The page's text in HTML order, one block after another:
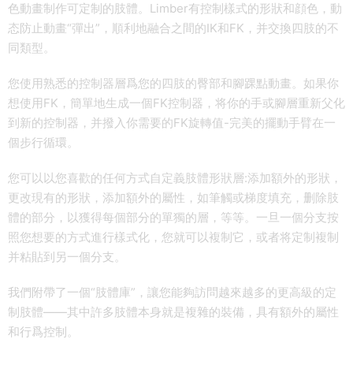
色動畫制作可定制的肢體。Limber有控制樣式的形狀和顔色，動
态防止動畫“彈出”，順利地融合之間的IK和FK，并交換四肢的不
同類型。
您使用熟悉的控制器層爲您的四肢的臀部和腳踝點動畫。如果你
想使用FK，簡單地生成一個FK控制器，将你的手或腳層重新父化
到新的控制器，并撥入你需要的FK旋轉值-完美的擺動手臂在一
個步行循環。
您可以以您喜歡的任何方式自定義肢體形狀層:添加額外的形狀，
更改現有的形狀，添加額外的屬性，如筆觸或梯度填充，删除肢
體的部分，以獲得每個部分的單獨的層，等等。一旦一個分支按
照您想要的方式進行樣式化，您就可以複制它，或者将定制複制
并粘貼到另一個分支。
我們附帶了一個“肢體庫”，讓您能夠訪問越來越多的更高級的定
制肢體——其中許多肢體本身就是複雜的裝備，具有額外的屬性
和行爲控制。